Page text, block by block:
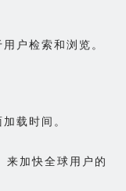
户检索和浏览。
载时间。
来加快全球用户的